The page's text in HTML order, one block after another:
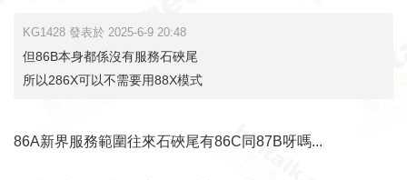
KG1428 發表於 2025-6-9 20:48
但86B本身都係沒有服務石硤尾
所以286X可以不需要用88X模式
86A新界服務範圍往來石硤尾有86C同87B呀嗎...